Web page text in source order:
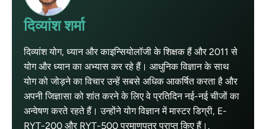
दिव्यांश शर्मा
दिव्यांश योग, ध्यान और काइन्सियोलॉजी के शिक्षक हैं और 2011 से
योग और ध्यान का अभ्यास कर रहे हैं। आधुनिक विज्ञान के साथ
योग को जोड़ने का विचार उन्हें सबसे अधिक आकर्षित करता है और
अपनी जिज्ञासा को शांत करने के लिए वे प्रतिदिन नई-नई चीजों का
अन्वेषण करते रहते हैं। उन्होंने योग विज्ञान में मास्टर डिग्री, E-
RYT-200 और RYT-500 प्रमाणपत्र प्राप्त किए हैं।.